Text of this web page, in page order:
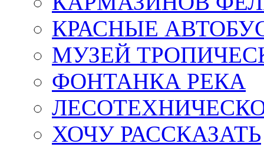
КРАСНЫЕ
МУЗЕЙ
ФОНТАНКА РЕКА
ХОЧУ РАССКАЗАТЬ